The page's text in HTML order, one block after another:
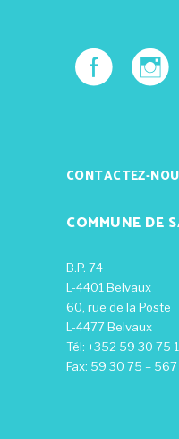
CONTACTEZ-
COMMUNE DE
B.P. 74
L-4401 Belvaux
60, rue de la Poste
L-4477 Belvaux
Tél: +352 59 30 75 1
Fax: 59 30 75 – 567